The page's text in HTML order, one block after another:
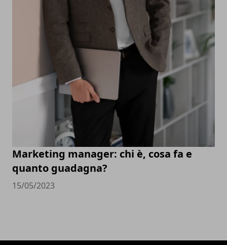
Marketing manager: chi è, cosa fa e
quanto guadagna?
15/05/2023